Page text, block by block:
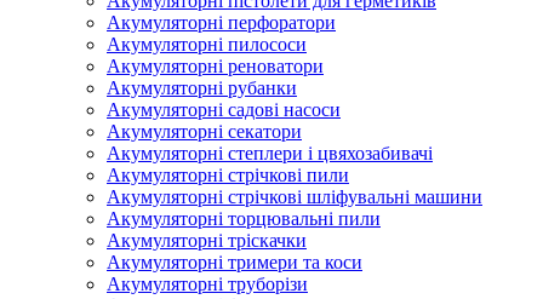
Акумуляторні перфоратори
Акумуляторні пилососи
Акумуляторні реноватори
Акумуляторні рубанки
Акумуляторні садові насоси
Акумуляторні секатори
Акумуляторні степлери і цвяхозабивачі
Акумуляторні стрічкові пили
Акумуляторні стрічкові шліфувальні машини
Акумуляторні торцювальні пили
Акумуляторні тріскачки
Акумуляторні тримери та коси
Акумуляторні труборізи